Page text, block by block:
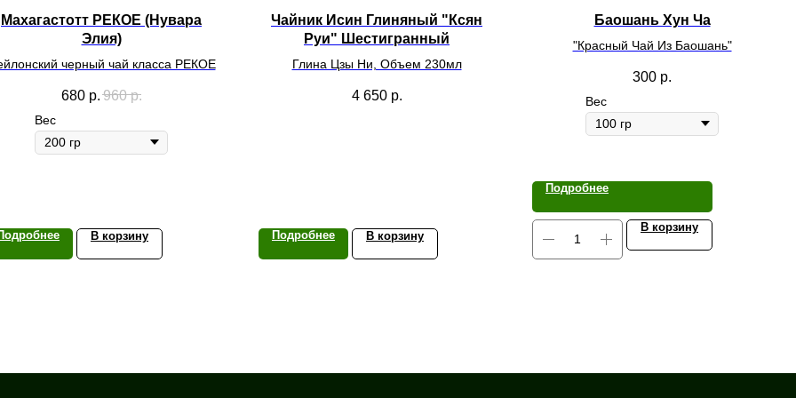
Махагастотт PЕКОЕ (Нувара
Элия)
черный чай класса PЕКОЕ
680 р. 960 р.
Вес
В корзину
Чайник Исин Глиняный "Ксян
Руи" Шестигранный
Глина Цзы Ни, Объем 230мл
4 650 р.
Подробнее В корзину
Баошань Хун Ча
"Красный Чай Из Баошань"
300 р.
Вес
Подробнее
В корзину